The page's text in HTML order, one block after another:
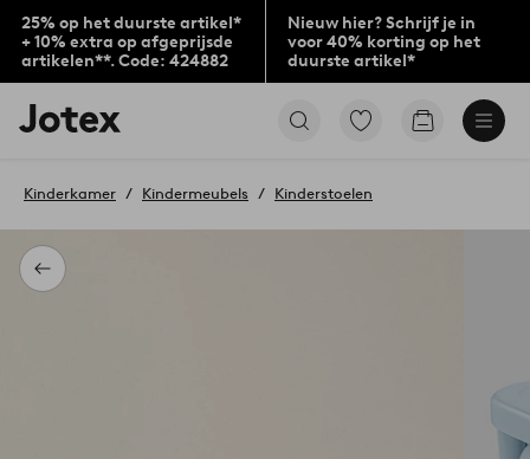
25% op het duurste artikel*
+ 10% extra op afgeprijsde
artikelen**. Code: 424882
Nieuw hier? Schrijf je in
voor 40% korting op het
duurste artikel*
Jotex
logo
to
home
page
Ga
gemarkeerde
Go
Terug
Kinderkamer Kindermeubels Kinderstoelen